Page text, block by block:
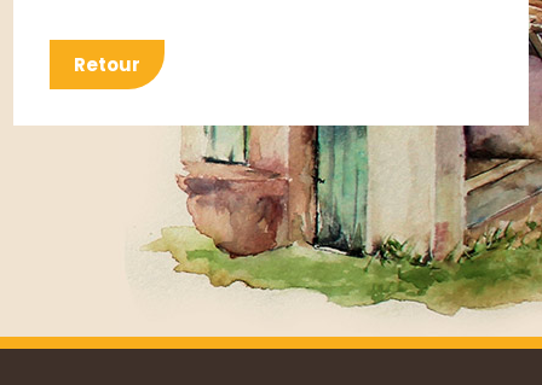
Retour